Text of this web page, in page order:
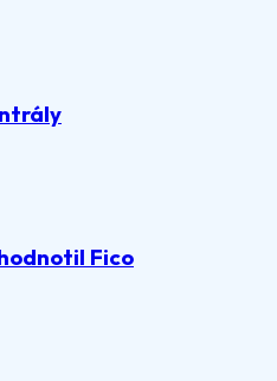
Fico